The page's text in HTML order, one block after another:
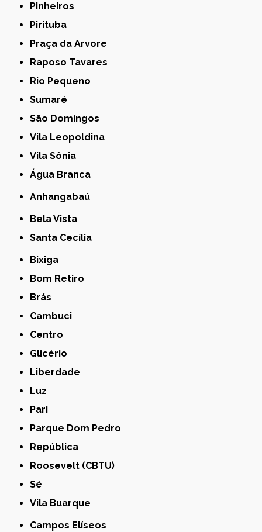
Pinheiros
Pirituba
Praça da Arvore
Raposo Tavares
Rio Pequeno
Sumaré
São Domingos
Vila Leopoldina
Vila Sônia
Água Branca
Anhangabaú
Bela Vista
Santa Cecília
Bixiga
Bom Retiro
Brás
Cambuci
Centro
Glicério
Liberdade
Luz
Pari
Parque Dom Pedro
República
Roosevelt (CBTU)
Sé
Vila Buarque
Campos Elíseos